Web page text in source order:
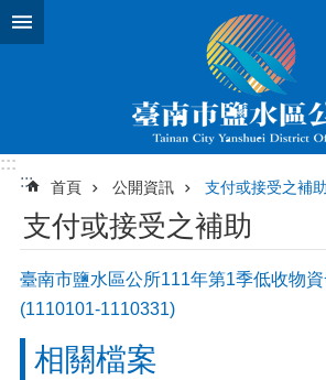
跳到主要內容區塊
:::
:::
首頁 公開資訊 支付或接受之補助
支付或接受之補助
臺南市鹽水區公所111年第1季低收物
(1110101-1110331)
相關檔案